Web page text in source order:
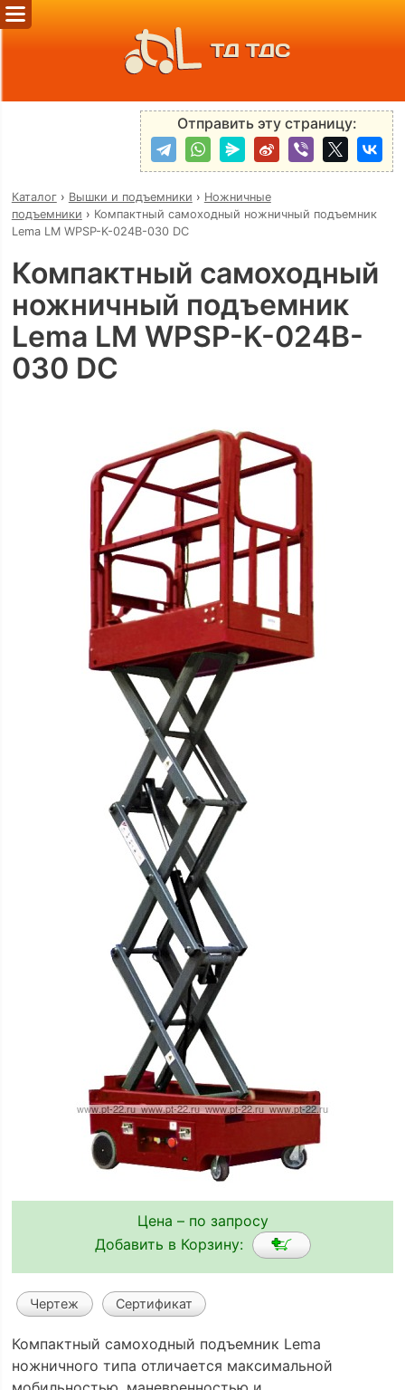
ТД ТДС
Отправить эту страницу:
Каталог› Вышки и подъемники › Ножничные
подъемники › Компактный самоходный ножничный подъемник
Lema LM WPSP-K-024B-030 DC
Компактный самоходный
ножничный подъемник
Lema LM WPSP-K-024B-
030 DC
Цена – по запросу
Добавить в Корзину:
Чертеж Сертификат
Компактный самоходный подъемник Lema
ножничного типа отличается максимальной